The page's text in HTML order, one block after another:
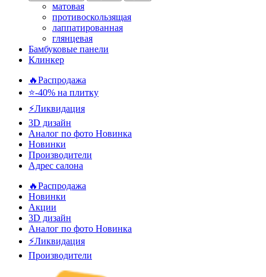
матовая
противоскользящая
лаппатированная
глянцевая
Бамбуковые панели
Клинкер
🔥Распродажа
⭐-40% на плитку
⚡️Ликвидация
3D дизайн
Аналог по фото Новинка
Новинки
Производители
Адрес салона
🔥Распродажа
Новинки
Акции
3D дизайн
Аналог по фото Новинка
⚡Ликвидация
Производители